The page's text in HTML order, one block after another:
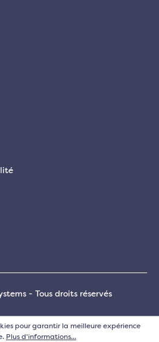
- Tous droits réservés
pour garantir la meilleure expérience
Plus d'informations...